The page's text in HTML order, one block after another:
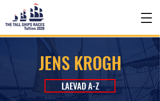
JENS KROGH
LAEVAD A-Z